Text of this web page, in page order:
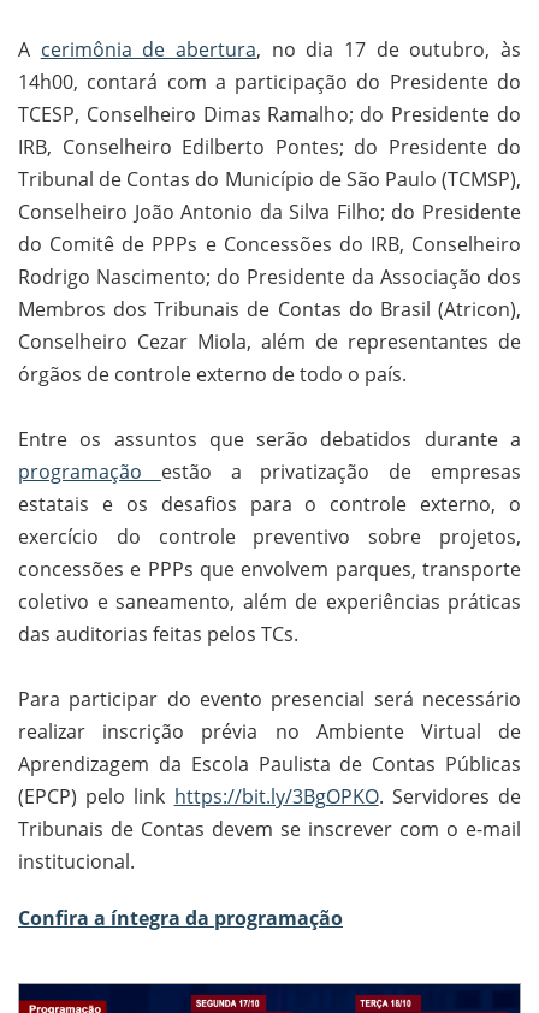
A cerimônia de abertura, no dia 17 de outubro, às
14h00, contará com a participação do Presidente do
TCESP, Conselheiro Dimas Ramalho; do Presidente do
IRB, Conselheiro Edilberto Pontes; do Presidente do
Tribunal de Contas do Município de São Paulo (TCMSP),
Conselheiro João Antonio da Silva Filho; do Presidente
do Comitê de PPPs e Concessões do IRB, Conselheiro
Rodrigo Nascimento; do Presidente da Associação dos
Membros dos Tribunais de Contas do Brasil (Atricon),
Conselheiro Cezar Miola, além de representantes de
órgãos de controle externo de todo o país.
Entre os assuntos que serão debatidos durante a
programação estão a privatização de empresas
estatais e os desafios para o controle externo, o
exercício do controle preventivo sobre projetos,
concessões e PPPs que envolvem parques, transporte
coletivo e saneamento, além de experiências práticas
das auditorias feitas pelos TCs.
Para participar do evento presencial será necessário
realizar inscrição prévia no Ambiente Virtual de
Aprendizagem da Escola Paulista de Contas Públicas
(EPCP) pelo link https://bit.ly/3BgOPKO. Servidores de
Tribunais de Contas devem se inscrever com o e-mail
institucional.
Confira a íntegra da programação